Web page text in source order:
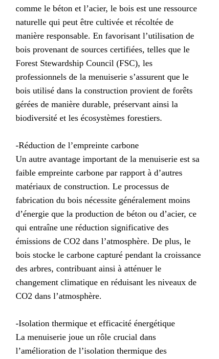
comme le béton et l’acier, le bois est une ressource
naturelle qui peut être cultivée et récoltée de
manière responsable. En favorisant l’utilisation de
bois provenant de sources certifiées, telles que le
Forest Stewardship Council (FSC), les
professionnels de la menuiserie s’assurent que le
bois utilisé dans la construction provient de forêts
gérées de manière durable, préservant ainsi la
biodiversité et les écosystèmes forestiers.
-Réduction de l’empreinte carbone
Un autre avantage important de la menuiserie est sa
faible empreinte carbone par rapport à d’autres
matériaux de construction. Le processus de
fabrication du bois nécessite généralement moins
d’énergie que la production de béton ou d’acier, ce
qui entraîne une réduction significative des
émissions de CO2 dans l’atmosphère. De plus, le
bois stocke le carbone capturé pendant la croissance
des arbres, contribuant ainsi à atténuer le
changement climatique en réduisant les niveaux de
CO2 dans l’atmosphère.
-Isolation thermique et efficacité énergétique
La menuiserie joue un rôle crucial dans
l’amélioration de l’isolation thermique des